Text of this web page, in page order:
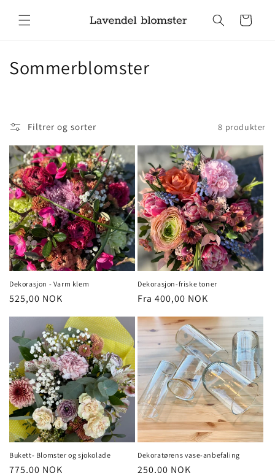
til
innholdet
Handlekurv
S
l
i
n
g
:
Sommerblomster
Filtrer og sorter 8 produkter
Dekorasjon - Varm klem
Vanlig
525,00 NOK
Dekorasjon-friske toner
Vanlig
Fra 400,00 NOK
Bukett- Blomster og sjokolade
Vanlig
775,00 NOK
Dekoratørens vase-anbefaling
Vanlig
250,00 NOK